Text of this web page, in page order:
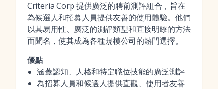
Criteria Corp 提供廣泛的聘前測評組合，旨在
為候選人和招募人員提供友善的使用體驗。他們
以其易用性、廣泛的測評類型和直接明瞭的方法
而聞名，使其成為各種規模公司的熱門選擇。
優點
涵蓋認知、人格和特定職位技能的廣泛測評
為招募人員和候選人提供直觀、使用者友善